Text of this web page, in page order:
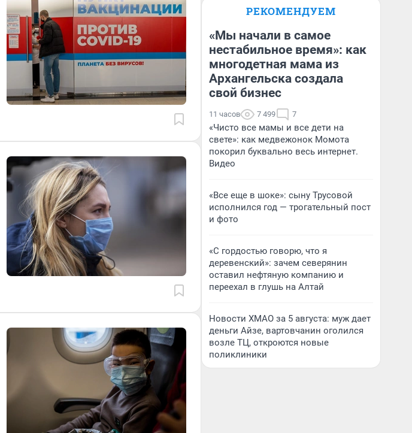
РЕКОМЕНДУЕМ
«Мы начали в самое
нестабильное время»: как
многодетная мама из
Архангельска создала
свой бизнес
11 часов 7 499 7
«Чисто все мамы и все дети на
свете»: как медвежонок Момота
покорил буквально весь интернет.
Видео
«Все еще в шоке»: сыну Трусовой
исполнился год — трогательный пост
и фото
«С гордостью говорю, что я
деревенский»: зачем северянин
оставил нефтяную компанию и
переехал в глушь на Алтай
Новости ХМАО за 5 августа: муж дает
деньги Айзе, вартовчанин оголился
возле ТЦ, откроются новые
поликлиники